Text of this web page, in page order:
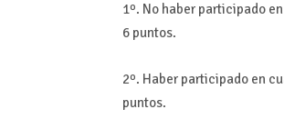
1º. No haber participado
6 puntos.
2º. Haber participado en
puntos.